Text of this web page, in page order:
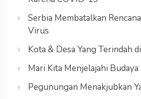
Serbia Membatalkan
Virus
Kota & Desa Yang Terindah
Mari Kita Menjelajahi Budaya
Pegunungan Menakjubkan